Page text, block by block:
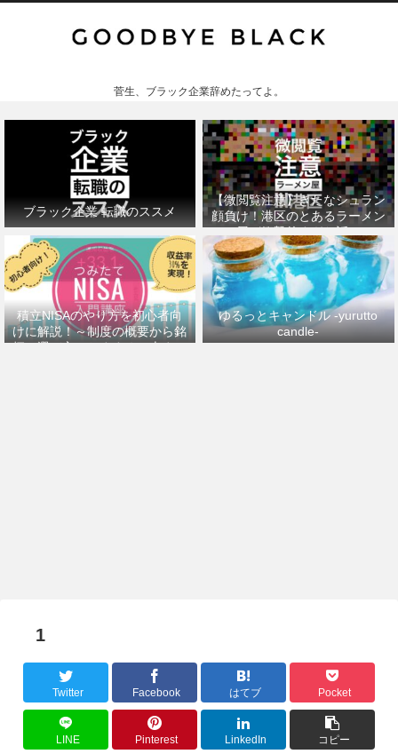
菅生、ブラック企業辞めたってよ。
ブラック企業 転職のススメ
【微閲覧注意】きたなシュラン
顔負け！港区のとあるラーメン
屋が衝撃的すぎた話。
積立NISAのやり方を初心者向
けに解説！～制度の概要から銘
柄の選び方、おすすめの本まで
ゆるっとキャンドル -yurutto
candle-
1
Twitter Facebook はてブ Pocket
LINE Pinterest LinkedIn コピー